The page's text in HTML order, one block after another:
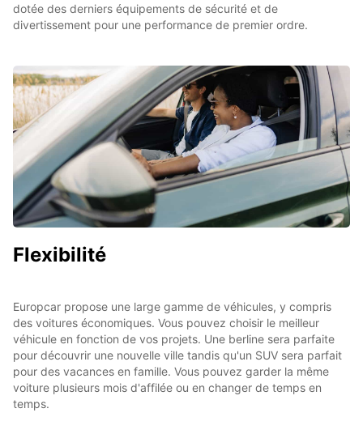
dotée des derniers équipements de sécurité et de
divertissement pour une performance de premier ordre.
Flexibilité
Europcar propose une large gamme de véhicules, y compris
des voitures économiques. Vous pouvez choisir le meilleur
véhicule en fonction de vos projets. Une berline sera parfaite
pour découvrir une nouvelle ville tandis qu'un SUV sera parfait
pour des vacances en famille. Vous pouvez garder la même
voiture plusieurs mois d'affilée ou en changer de temps en
temps.